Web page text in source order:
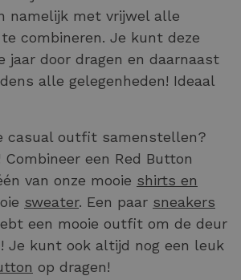
namelijk met vrijwel alle
combineren. Je kunt deze
jaar door dragen en daarnaast
alle gelegenheden! Ideaal
casual outfit samenstellen?
Combineer een Red Button
van onze mooie shirts en
sweater. Een paar sneakers
een mooie outfit om de deur
Je kunt ook altijd nog een leuk
op dragen!